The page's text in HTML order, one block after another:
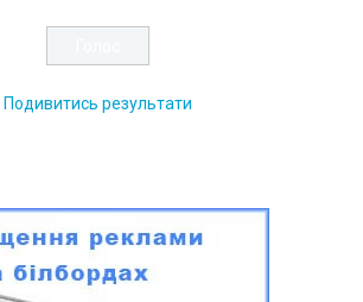
Подивитись результати